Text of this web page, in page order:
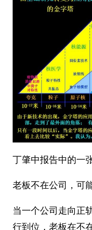
丁肇中报告中的一
老板不在公司，可
当一个公司走向正
行到位，老板在不